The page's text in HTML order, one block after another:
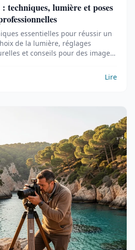
techniques, lumière et poses
essentielles pour réussir un
de la lumière, réglages
et conseils pour des images
Lire